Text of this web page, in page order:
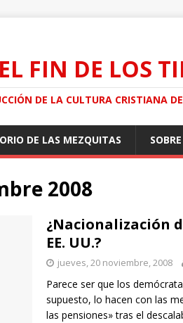
FIN DE LOS
DE LA CULTURA CRISTIANA
DE LAS MEZQUITAS
2008
¿Nacionalización
EE. UU.?
jueves, 20 noviembre, 2008
Parece ser que los
supuesto, lo hacen con las
las pensiones» tras el